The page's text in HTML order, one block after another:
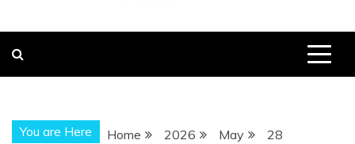
NEWS PORTAL
UK
You are Here Home 2026 May 28